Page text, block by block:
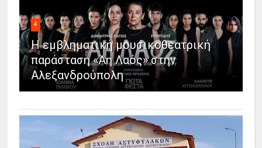
4
Η εμβληματική μουσικοθεατρική
παράσταση «Άη Λαός» στην
Αλεξανδρούπολη